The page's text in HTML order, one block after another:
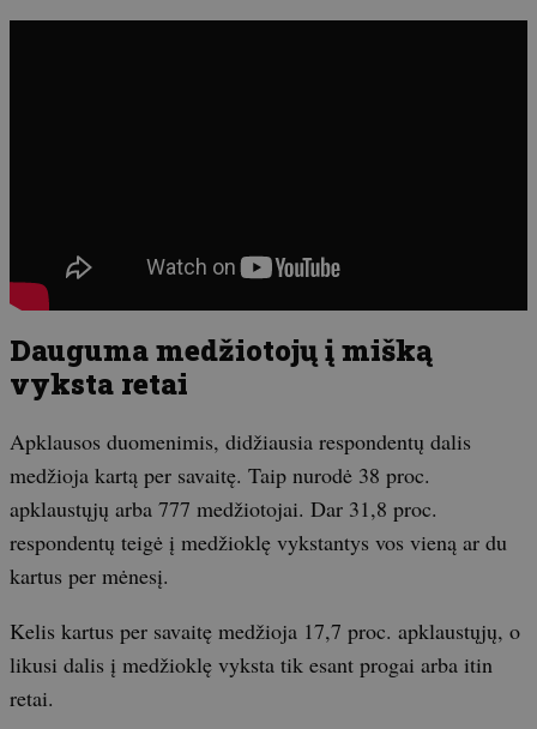
Dauguma medžiotojų į mišką
vyksta retai
Apklausos duomenimis, didžiausia respondentų dalis
medžioja kartą per savaitę. Taip nurodė 38 proc.
apklaustųjų arba 777 medžiotojai. Dar 31,8 proc.
respondentų teigė į medžioklę vykstantys vos vieną ar du
kartus per mėnesį.
Kelis kartus per savaitę medžioja 17,7 proc. apklaustųjų, o
likusi dalis į medžioklę vyksta tik esant progai arba itin
retai.